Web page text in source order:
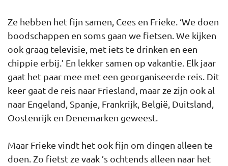
Ze hebben het fijn samen, Cees en Frieke. ‘We doen
boodschappen en soms gaan we fietsen. We kijken
ook graag televisie, met iets te drinken en een
chippie erbij.’ En lekker samen op vakantie. Elk jaar
gaat het paar mee met een georganiseerde reis. Dit
keer gaat de reis naar Friesland, maar ze zijn ook al
naar Engeland, Spanje, Frankrijk, België, Duitsland,
Oostenrijk en Denemarken geweest.
Maar Frieke vindt het ook fijn om dingen alleen te
doen. Zo fietst ze vaak ’s ochtends alleen naar het